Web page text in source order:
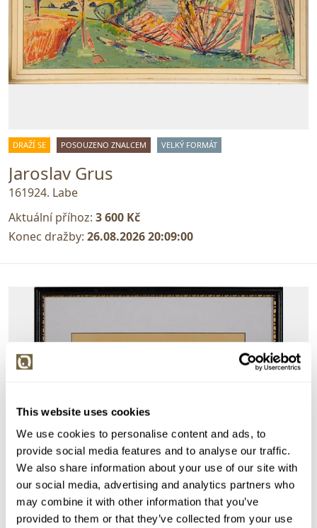
This website uses cookies
We use cookies to personalise content and ads, to
provide social media features and to analyse our traffic.
We also share information about your use of our site with
our social media, advertising and analytics partners who
may combine it with other information that you’ve
provided to them or that they’ve collected from your use
DRAŽÍ SE POSOUZENO ZNALCEM VELKÝ FORMÁT
Jaroslav Grus
161924. Labe
Aktuální příhoz: 3 600 Kč
Konec dražby: 26.08.2026 20:09:00